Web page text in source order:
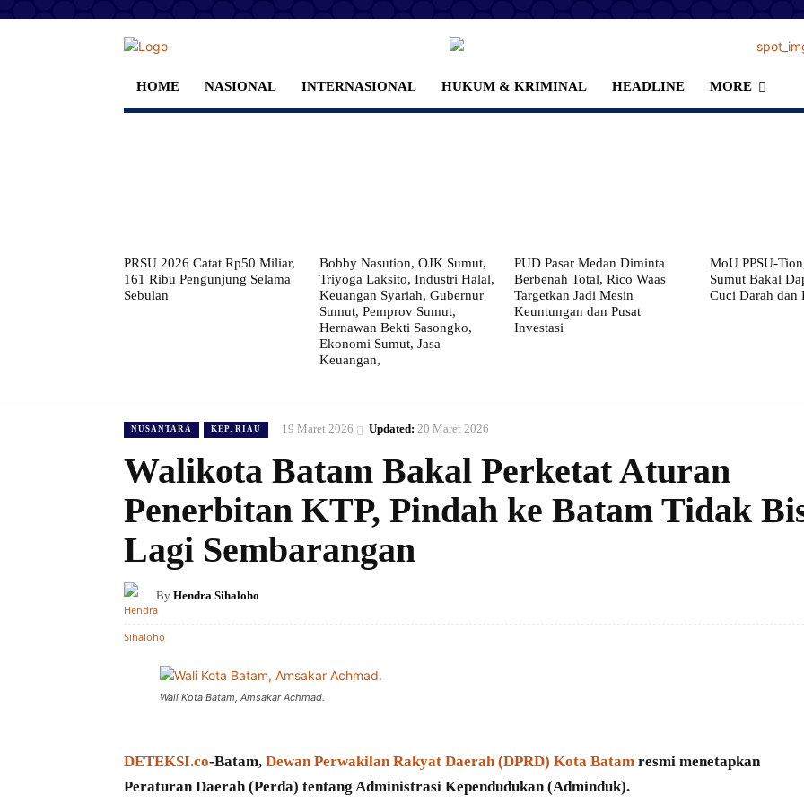
HOME NASIONAL INTERNASIONAL HUKUM & KRIMINAL HEADLINE MORE
PRSU 2026 Catat Rp50 Miliar,
161 Ribu Pengunjung Selama
Sebulan
Bobby Nasution, OJK Sumut,
Triyoga Laksito, Industri Halal,
Keuangan Syariah, Gubernur
Sumut, Pemprov Sumut,
Hernawan Bekti Sasongko,
Ekonomi Sumut, Jasa
Keuangan,
PUD Pasar Medan Diminta
Berbenah Total, Rico Waas
Targetkan Jadi Mesin
Keuntungan dan Pusat
Investasi
MoU PPSU-
Sumut Bakal
Cuci Darah dan
NUSANTARA KEP. RIAU 19 Maret 2026 Updated: 20 Maret 2026
Walikota Batam Bakal Perketat Aturan
Penerbitan KTP, Pindah ke Batam Tidak
Lagi Sembarangan
By Hendra Sihaloho
Wali Kota Batam, Amsakar Achmad.
DETEKSI.co-Batam, Dewan Perwakilan Rakyat Daerah (DPRD) Kota Batam resmi menetapkan
Peraturan Daerah (Perda) tentang Administrasi Kependudukan (Adminduk).